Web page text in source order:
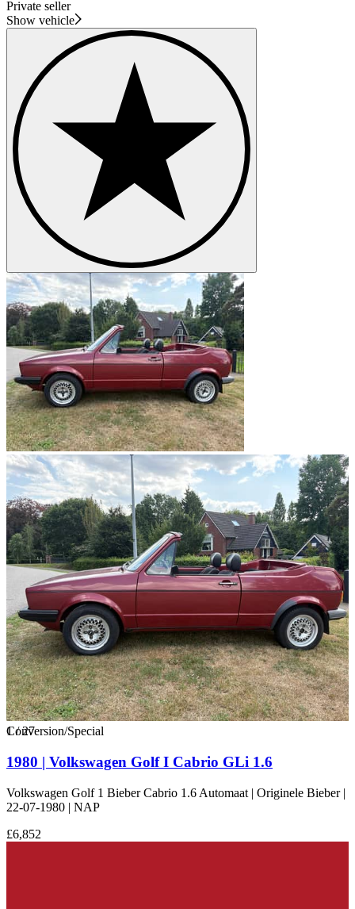
Private seller
Show vehicle
1/27
Conversion/Special
1980 | Volkswagen Golf I Cabrio GLi 1.6
Volkswagen Golf 1 Bieber Cabrio 1.6 Automaat | Originele Bieber |
22-07-1980 | NAP
£6,852